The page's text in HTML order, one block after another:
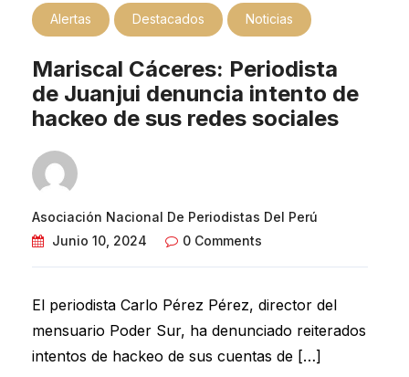
Alertas Destacados Noticias
Mariscal Cáceres: Periodista
de Juanjui denuncia intento de
hackeo de sus redes sociales
Asociación Nacional De Periodistas Del Perú
Junio 10, 2024
0 Comments
El periodista Carlo Pérez Pérez, director del
mensuario Poder Sur, ha denunciado reiterados
intentos de hackeo de sus cuentas de […]